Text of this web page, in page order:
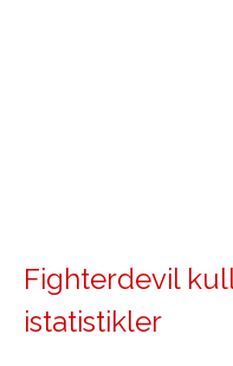
Fighterdevil
istatistikler